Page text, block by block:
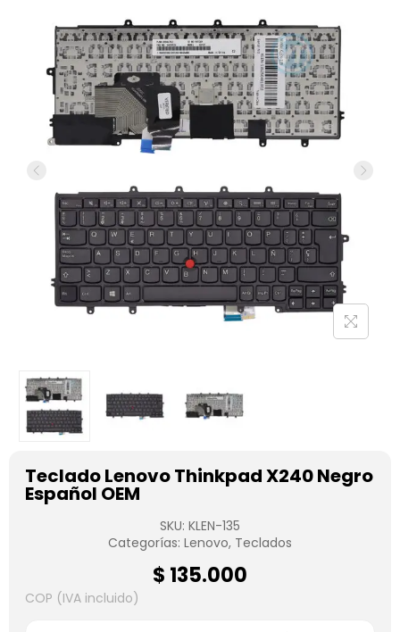
Teclado Lenovo Thinkpad X240 Negro
Español OEM
SKU: KLEN-135
Categorías: Lenovo, Teclados
$ 135.000
COP (IVA incluido)